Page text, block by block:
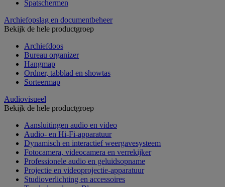
Spatschermen
Archiefopslag en documentbeheer
Bekijk de hele productgroep
Archiefdoos
Bureau organizer
Hangmap
Ordner, tabblad en showtas
Sorteermap
Audiovisueel
Bekijk de hele productgroep
Aansluitingen audio en video
Audio- en Hi-Fi-apparatuur
Dynamisch en interactief weergavesysteem
Fotocamera, videocamera en verrekijker
Professionele audio en geluidsopname
Projectie en videoprojectie-apparatuur
Studioverlichting en accessoires